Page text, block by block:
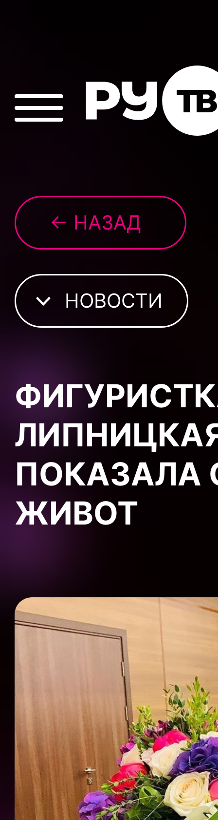
← НАЗАД
НОВОСТИ
ПОКАЗАЛА
ЖИВОТ